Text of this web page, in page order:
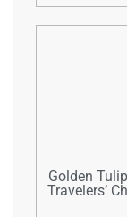
Golden
Travelers’